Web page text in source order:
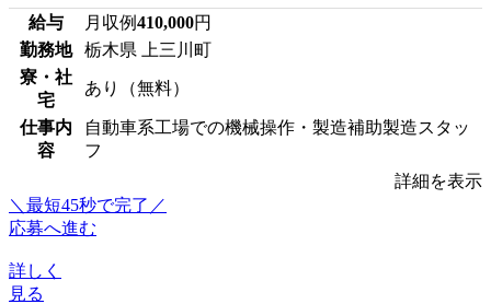
給与 月収例410,000円
勤務地
栃木県 上三川町
寮・社
宅
あり（無料）
仕事内
容
自動車系工場での機械操作・製造補助製造スタッ
フ
詳細を表示
＼最短45秒で完了／
応募へ進む
詳しく
見る